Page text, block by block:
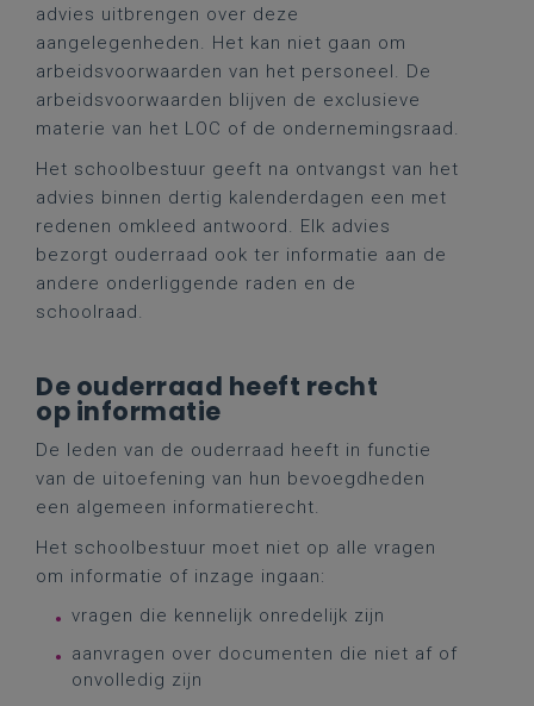
advies uitbrengen over deze
aangelegenheden. Het kan niet gaan om
arbeidsvoorwaarden van het personeel. De
arbeidsvoorwaarden blijven de exclusieve
materie van het LOC of de ondernemingsraad.
Het schoolbestuur geeft na ontvangst van het
advies binnen dertig kalenderdagen een met
redenen omkleed antwoord. Elk advies
bezorgt ouderraad ook ter informatie aan de
andere onderliggende raden en de
schoolraad.
De ouderraad heeft recht
op informatie
De leden van de ouderraad heeft in functie
van de uitoefening van hun bevoegdheden
een algemeen informatierecht.
Het schoolbestuur moet niet op alle vragen
om informatie of inzage ingaan:
vragen die kennelijk onredelijk zijn
aanvragen over documenten die niet af of
onvolledig zijn